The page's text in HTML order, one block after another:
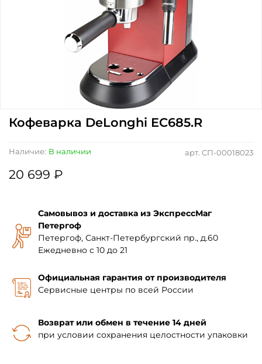
арт. СП-00018023
Наличие: В наличии
Кофеварка DeLonghi EC685.R
20 699 ₽
Самовывоз и доставка из ЭкспрессМаг
Петергоф
Петергоф, Санкт-Петербургский пр., д.60
Ежедневно с 10 до 21
Официальная гарантия от производителя
Сервисные центры по всей России
Возврат или обмен в течение 14 дней
при условии сохранения целостности упаковки